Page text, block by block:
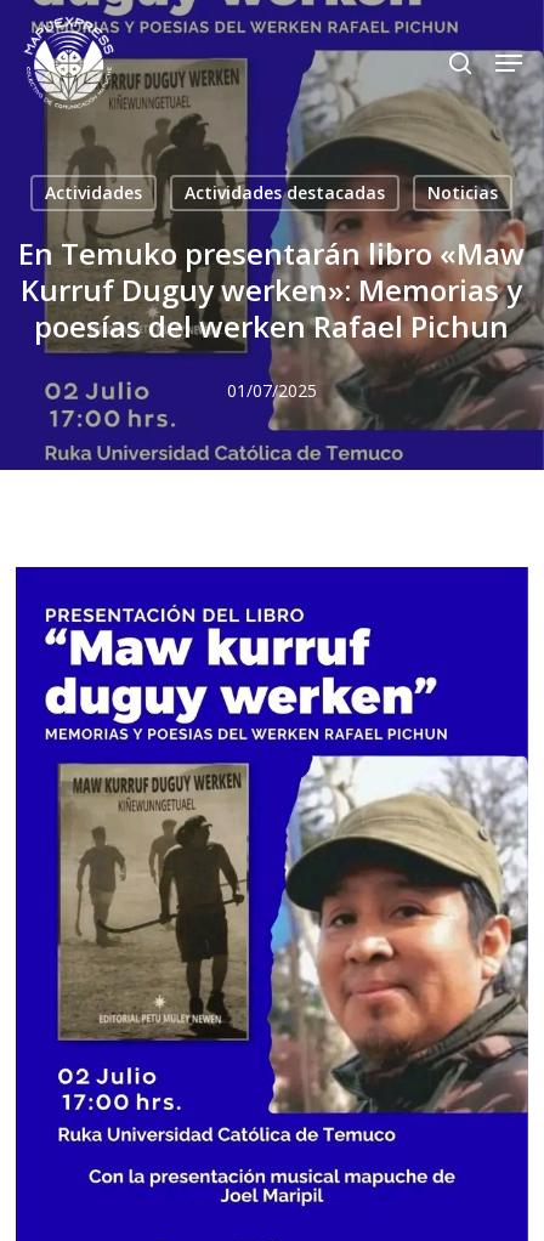
Skip
main
content
search
Actividades Actividades destacadas Noticias
En Temuko presentarán libro «Maw
Kurruf Duguy werken»: Memorias y
poesías del werken Rafael Pichun
01/07/2025
Close
Menu